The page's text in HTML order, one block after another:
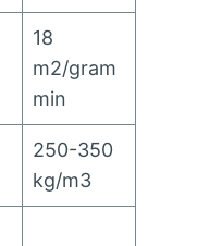
18
m2/gram
min
250-350
kg/m3